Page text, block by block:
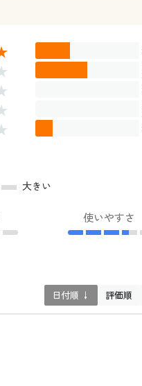
大きい
使いやすさ
日付順 ↓ 評価順